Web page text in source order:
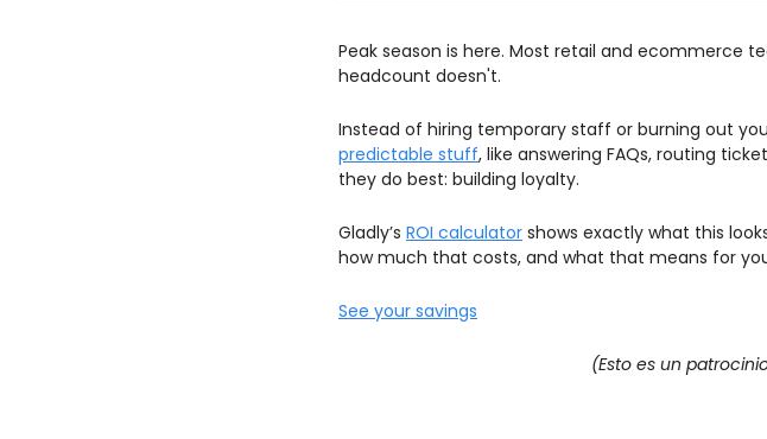
Peak season is here. Most retail and ecommerce
headcount doesn't.
Instead of hiring temporary staff or burning out
predictable stuff, like answering FAQs, routing
they do best: building loyalty.
Gladly’s ROI calculator shows exactly what this
how much that costs, and what that means for
See your savings
(Esto es un